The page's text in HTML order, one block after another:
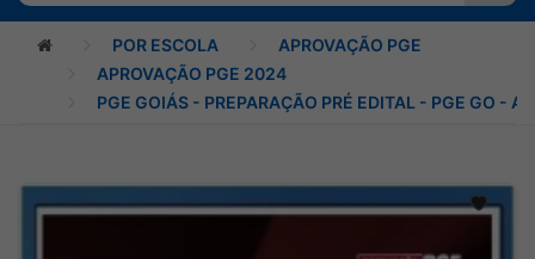
POR ESCOLA
APROVAÇÃO PGE
APROVAÇÃO PGE 2024
PGE GOIÁS - PREPARAÇÃO PRÉ EDITAL - PGE GO -